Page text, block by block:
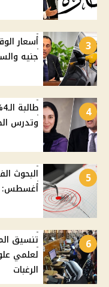
3
جنيه والسولار
4
وتدرس
5
أغسطس:
6
لعلمي
الرغبات